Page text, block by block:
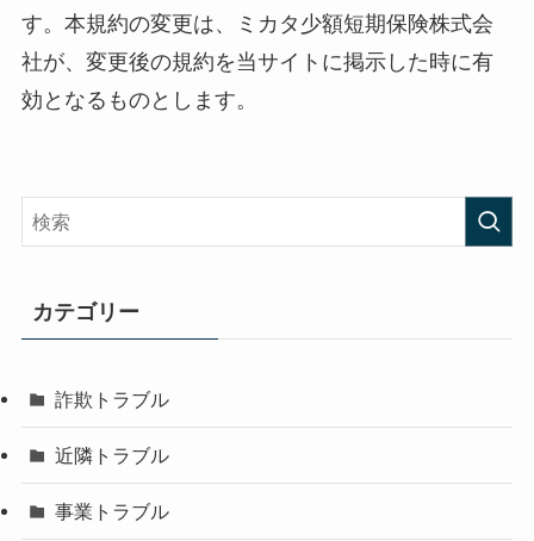
す。本規約の変更は、ミカタ少額短期保険株式会
社が、変更後の規約を当サイトに掲示した時に有
効となるものとします。
カテゴリー
詐欺トラブル
近隣トラブル
事業トラブル